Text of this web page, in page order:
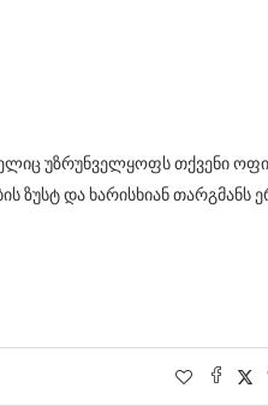
უზრუნველყოფს თქვენი
ზუსტ და ხარისხიან თარგმანს